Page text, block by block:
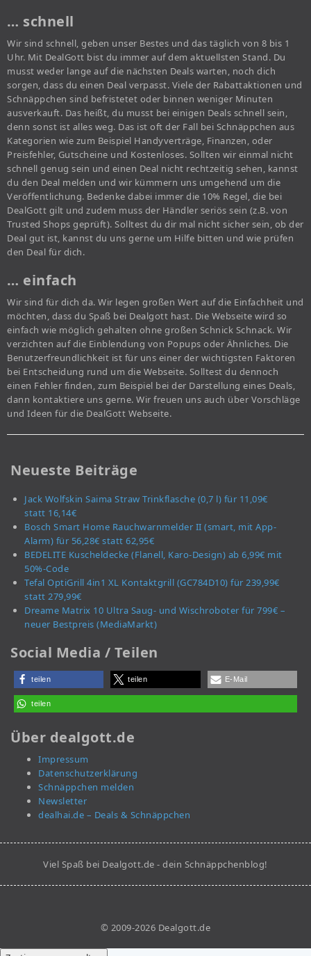
… schnell
Wir sind schnell, geben unser Bestes und das täglich von 8 bis 1
Uhr. Mit DealGott bist du immer auf dem aktuellsten Stand. Du
musst weder lange auf die nächsten Deals warten, noch dich
sorgen, dass du einen Deal verpasst. Viele der Rabattaktionen und
Schnäppchen sind befristetet oder binnen weniger Minuten
ausverkauft. Das heißt, du musst bei einigen Deals schnell sein,
denn sonst ist alles weg. Das ist oft der Fall bei Schnäppchen aus
Kategorien wie zum Beispiel Handyverträge, Finanzen, oder
Preisfehler, Gutscheine und Kostenloses. Sollten wir einmal nicht
schnell genug sein und einen Deal nicht rechtzeitig sehen, kannst
du den Deal melden und wir kümmern uns umgehend um die
Veröffentlichung. Bedenke dabei immer die 10% Regel, die bei
DealGott gilt und zudem muss der Händler seriös sein (z.B. von
Trusted Shops geprüft). Solltest du dir mal nicht sicher sein, ob der
Deal gut ist, kannst du uns gerne um Hilfe bitten und wie prüfen
den Deal für dich.
… einfach
Wir sind für dich da. Wir legen großen Wert auf die Einfachheit und
möchten, dass du Spaß bei Dealgott hast. Die Webseite wird so
einfach wie möglich gehalten ohne großen Schnick Schnack. Wir
verzichten auf die Einblendung von Popups oder Ähnliches. Die
Benutzerfreundlichkeit ist für uns einer der wichtigsten Faktoren
bei Entscheidung rund um die Webseite. Solltest du dennoch
einen Fehler finden, zum Beispiel bei der Darstellung eines Deals,
dann kontaktiere uns gerne. Wir freuen uns auch über Vorschläge
und Ideen für die DealGott Webseite.
Neueste Beiträge
Jack Wolfskin Saima Straw Trinkflasche (0,7 l) für 11,09€
statt 16,14€
Bosch Smart Home Rauchwarnmelder II (smart, mit App-
Alarm) für 56,28€ statt 62,95€
BEDELITE Kuscheldecke (Flanell, Karo-Design) ab 6,99€ mit
50%-Code
Tefal OptiGrill 4in1 XL Kontaktgrill (GC784D10) für 239,99€
statt 279,99€
Dreame Matrix 10 Ultra Saug- und Wischroboter für 799€ –
neuer Bestpreis (MediaMarkt)
Social Media / Teilen
teilen teilen E-Mail
teilen
Über dealgott.de
Impressum
Datenschutzerklärung
Schnäppchen melden
Newsletter
dealhai.de – Deals & Schnäppchen
Viel Spaß bei Dealgott.de - dein Schnäppchenblog!
© 2009-2026 Dealgott.de